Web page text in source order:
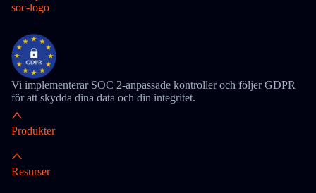
Vi implementerar SOC 2-anpassade kontroller och följer GDPR
för att skydda dina data och din integritet.
Produkter
Resurser